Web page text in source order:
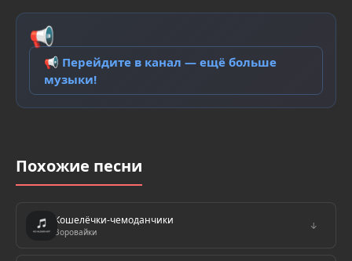
📢
📢 Перейдите в канал — ещё больше
музыки!
Похожие песни
Кошелёчки-чемоданчики
Воровайки
↓